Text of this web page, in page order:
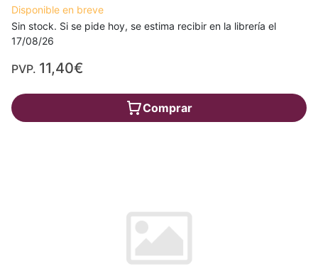
Disponible en breve
Sin stock. Si se pide hoy, se estima recibir en la librería el
17/08/26
PVP. 11,40€
Comprar